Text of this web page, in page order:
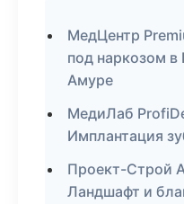
МедЦентр
под наркозом
Амуре
МедиЛаб
Имплантация
Проект-Строй
Ландшафт и